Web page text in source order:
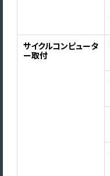
サイクルコンピュータ
ー取付